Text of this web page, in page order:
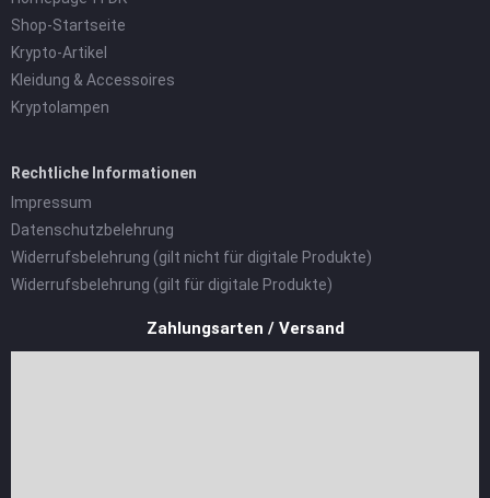
Shop-Startseite
Krypto-Artikel
Kleidung & Accessoires
Kryptolampen
Rechtliche Informationen
Impressum
Datenschutzbelehrung
Widerrufsbelehrung (gilt nicht für digitale Produkte)
Widerrufsbelehrung (gilt für digitale Produkte)
Zahlungsarten / Versand